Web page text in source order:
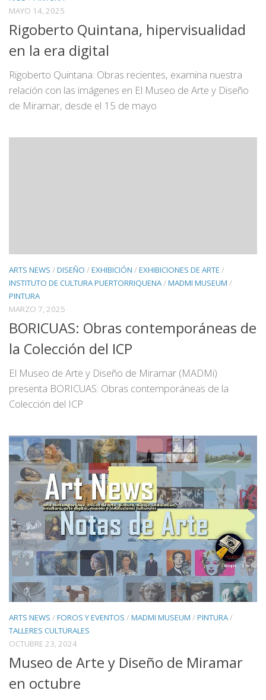
MAYO 14, 2025
Rigoberto Quintana, hipervisualidad
en la era digital
Rigoberto Quintana: Obras recientes, examina nuestra
relación con las imágenes en El Museo de Arte y Diseño
de Miramar, desde el 15 de mayo
ARTS NEWS /DISEÑO /EXHIBICIÓN /EXHIBICIONES DE ARTE /
INSTITUTO DE CULTURA PUERTORRIQUENA/MADMI MUSEUM /
PINTURA
MARZO 7, 2025
BORICUAS: Obras contemporáneas de
la Colección del ICP
El Museo de Arte y Diseño de Miramar (MADMi)
presenta BORICUAS: Obras contemporáneas de la
Colección del ICP
ARTS NEWS /FOROS Y EVENTOS /MADMI MUSEUM /PINTURA/
TALLERES CULTURALES
OCTUBRE 23, 2024
Museo de Arte y Diseño de Miramar
en octubre